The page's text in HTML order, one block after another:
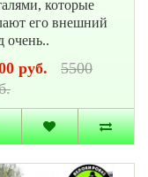
которые
его внешний
очень..
руб.
5500